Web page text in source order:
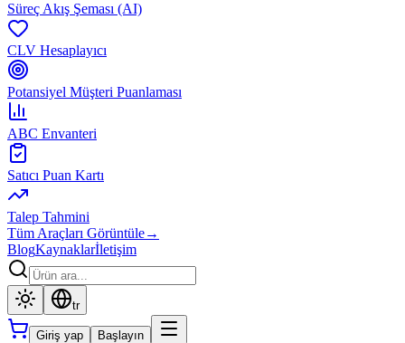
Süreç Akış Şeması (AI)
CLV Hesaplayıcı
Potansiyel Müşteri Puanlaması
ABC Envanteri
Satıcı Puan Kartı
Talep Tahmini
Tüm Araçları Görüntüle→
BlogKaynaklarİletişim
tr
Giriş yap Başlayın